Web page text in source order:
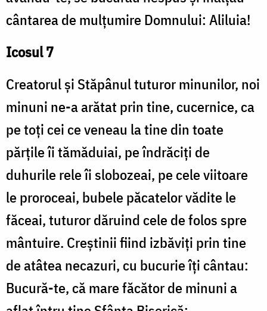
cântarea de mulțumire Domnului: Aliluia!
Icosul 7
Creatorul și Stăpânul tuturor minunilor, noi
minuni ne-a arătat prin tine, cucernice, ca
pe toți cei ce veneau la tine din toate
părțile îi tămăduiai, pe îndrăciți de
duhurile rele îi slobozeai, pe cele viitoare
le proroceai, bubele păcatelor vădite le
făceai, tuturor dăruind cele de folos spre
mântuire. Creștinii fiind izbăviți prin tine
de atâtea necazuri, cu bucurie îți cântau:
Bucură-te, că mare făcător de minuni a